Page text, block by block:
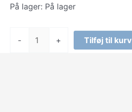
På lager: På lager
- + Tilføj til kurv